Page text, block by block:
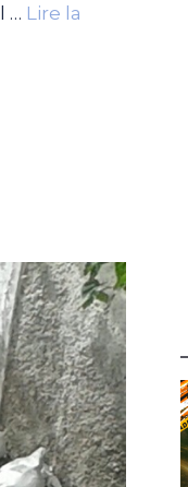
… Lire la